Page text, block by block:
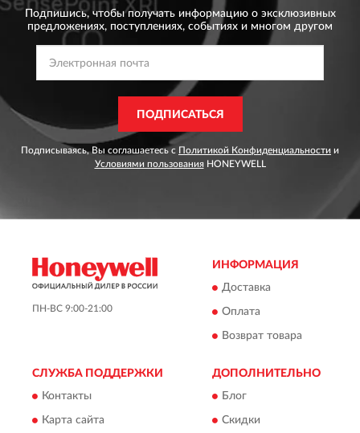
Подпишись, чтобы получать информацию о эксклюзивных
предложениях, поступлениях, событиях и многом другом
ПОДПИСАТЬСЯ
Подписываясь, Вы соглашаетесь с Политикой Конфиденциальности и
Условиями пользованияHONEYWELL
ПН-ВС 9:00-21:00
ИНФОРМАЦИЯ
Доставка
Оплата
Возврат товара
СЛУЖБА ПОДДЕРЖКИ
Контакты
Карта сайта
ДОПОЛНИТЕЛЬНО
Блог
Скидки